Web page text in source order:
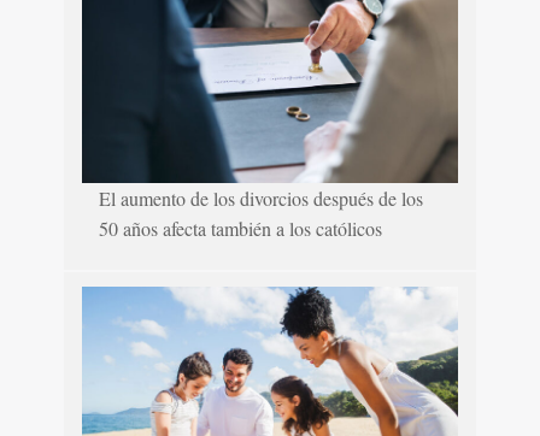
El aumento de los divorcios después de los
50 años afecta también a los católicos